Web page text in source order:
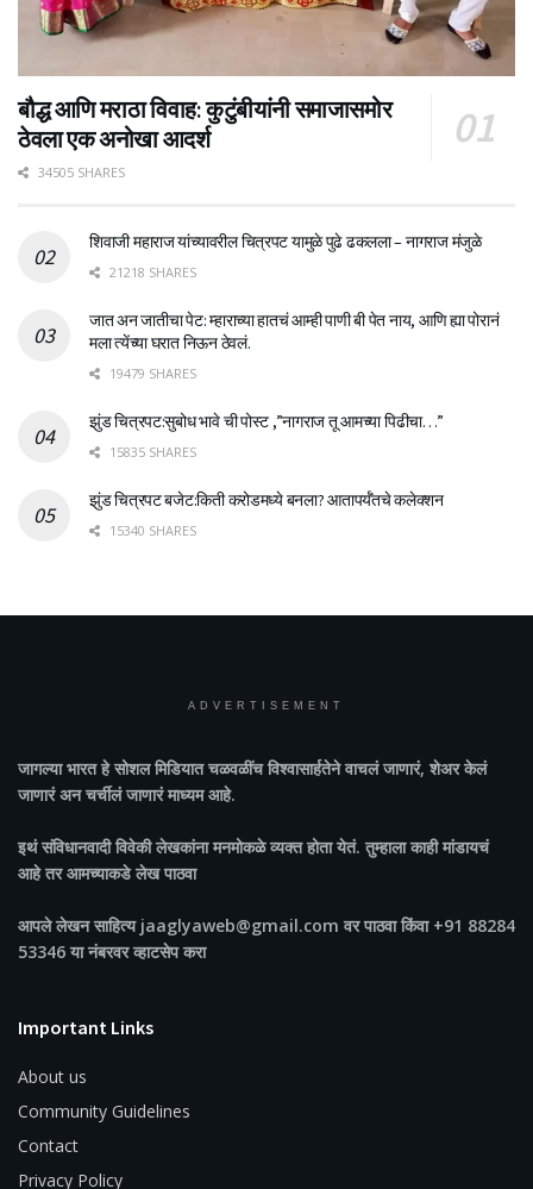
बौद्ध आणि मराठा विवाह: कुटुंबीयांनी समाजासमोर
ठेवला एक अनोखा आदर्श
34505 SHARES
शिवाजी महाराज यांच्यावरील चित्रपट यामुळे पुढे ढकलला – नागराज मंजुळे
21218 SHARES
जात अन जातीचा पेट: म्हाराच्या हातचं आम्ही पाणी बी पेत नाय, आणि ह्या पोरानं
मला त्येंच्या घरात निऊन ठेवलं.
19479 SHARES
झुंड चित्रपट:सुबोध भावे ची पोस्ट ,”नागराज तू आमच्या पिढीचा…”
15835 SHARES
झुंड चित्रपट बजेट:किती करोडमध्ये बनला? आतापर्यँतचे कलेक्शन
15340 SHARES
ADVERTISEMENT
जागल्या भारतहे सोशल मिडियात चळवळींच विश्वासार्हतेने वाचलं जाणारं, शेअर केलं
जाणारं अन चर्चीलं जाणारं माध्यम आहे.
इथं संविधानवादी विवेकी लेखकांना मनमोकळे व्यक्त होता येतं. तुम्हाला काही मांडायचं
आहे तर आमच्याकडे लेख पाठवा
आपले लेखन साहित्य jaaglyaweb@gmail.com वर पाठवा किंवा +91 88284
53346 या नंबरवर व्हाटसेप करा
Important Links
About us
Community Guidelines
Contact
Privacy Policy